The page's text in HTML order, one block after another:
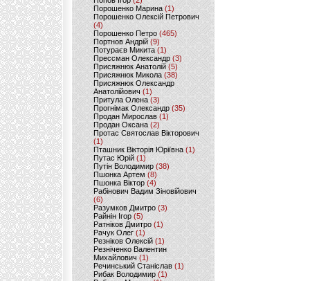
Порошенко Марина (1)
Порошенко Олексій Петрович
(4)
Порошенко Петро (465)
Портнов Андрій (9)
Потураєв Микита(1)
Прессман Олександр(3)
Присяжнюк Анатолій (5)
Присяжнюк Микола (38)
Присяжнюк Олександр
Анатолійович (1)
Притула Олена (3)
Прогнімак Олександр(35)
Продан Мирослав(1)
Продан Оксана (2)
Протас Святослав Вікторович
(1)
Пташник Вікторія Юріївна (1)
Путас Юрій (1)
Путін Володимир(38)
Пшонка Артем (8)
Пшонка Віктор(4)
Рабінович Вадим Зіновійович
(6)
Разумков Дмитро (3)
Райнін Ігор(5)
Ратніков Дмитро (1)
Рачук Олег (1)
Резніков Олексій(1)
Резніченко Валентин
Михайлович (1)
Речинський Станіслав (1)
Рибак Володимир(1)